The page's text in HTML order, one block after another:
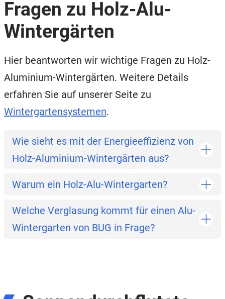
Fragen zu Holz-Alu-
Wintergärten
Hier beantworten wir wichtige Fragen zu Holz-
Aluminium-Wintergärten. Weitere Details
erfahren Sie auf unserer Seite zu
Wintergartensystemen.
Wie sieht es mit der Energieeffizienz von
Holz-Aluminium-Wintergärten aus?
Warum ein Holz-Alu-Wintergarten?
Welche Verglasung kommt für einen Alu-
Wintergarten von BUG in Frage?